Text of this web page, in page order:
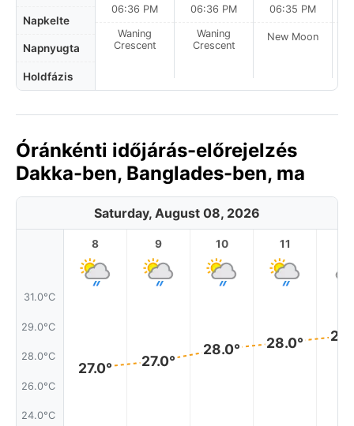
Napkelte
Napnyugta
Holdfázis
06:36 PM
Waning
Crescent
06:36 PM
Waning
Crescent
06:35 PM
New Moon
Óránkénti időjárás-előrejelzés
Dakka-ben, Banglades-ben, ma
Saturday, August 08, 2026
31.0°C
29.0°C
28.0°C
26.0°C
24.0°C
8
27.0°
9
27.0°
10
28.0°
11
28.0°